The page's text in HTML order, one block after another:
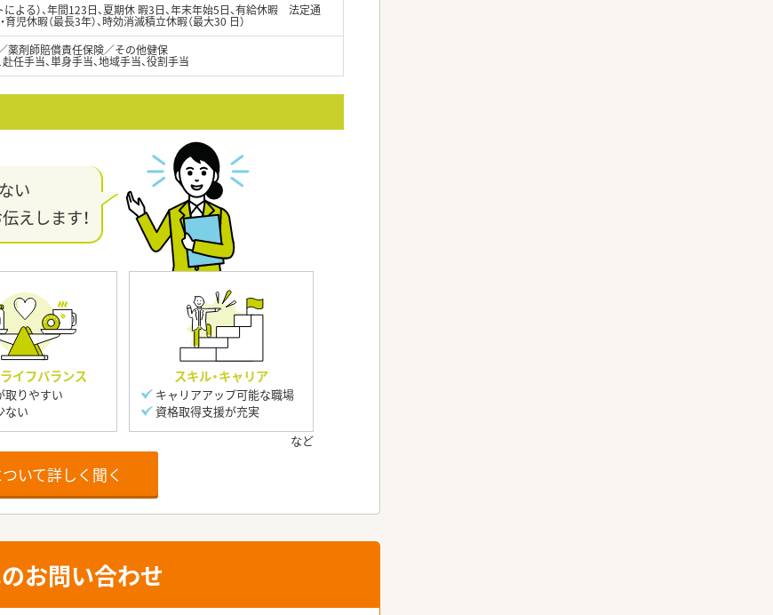
よる）、年間123日、夏期休 暇3日、年末年始5日、有給休暇 法定通
育児休暇（最長3年）、時効消滅積立休暇（最大30 日）
薬剤師賠償責任保険／その他健保
任手当、単身手当、地域手当、役割手当
い
えします！
イフバランス
取りやすい
ない
スキル・キャリア
キャリアアップ可能な職場
資格取得支援が充実
いて詳しく聞く
お問い合わせ